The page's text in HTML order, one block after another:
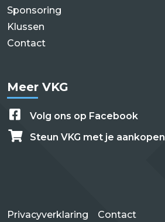
Sponsoring
Klussen
Contact
Meer VKG
Volg ons op Facebook
Steun VKG met je aankopen
Privacyverklaring Contact